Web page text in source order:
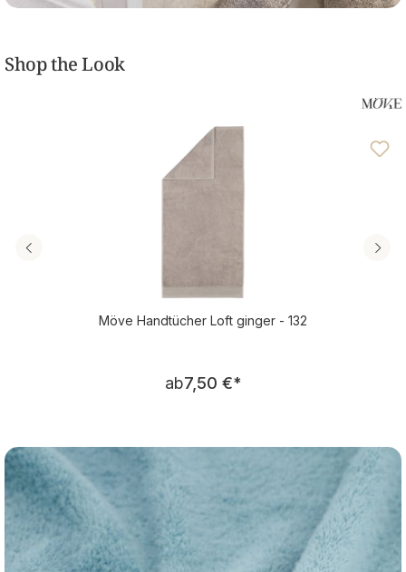
Shop the Look
Möve Handtücher Loft ginger - 132
Regulärer Preis:
ab7,50 €*